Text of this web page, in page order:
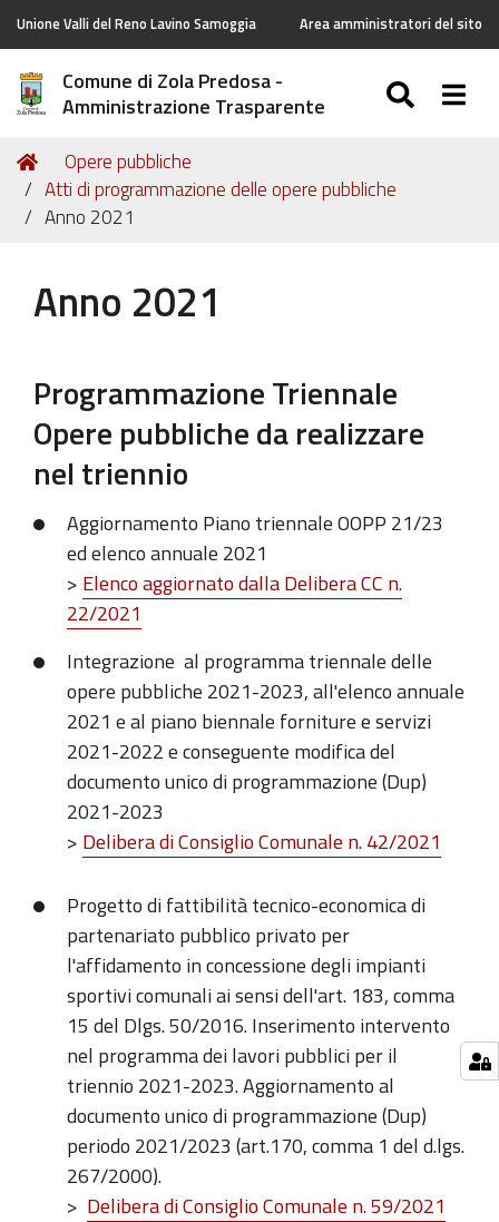
Unione Valli del Reno Lavino Samoggia Area amministratori del sito
Comune di Zola Predosa -
Amministrazione Trasparente
Tu
sei
qui:
Home
Opere pubbliche
Atti di programmazione delle opere pubbliche
Anno 2021
Anno 2021
Programmazione Triennale
Opere pubbliche da realizzare
nel triennio
Aggiornamento Piano triennale OOPP 21/23
ed elenco annuale 2021
> Elenco aggiornato dalla Delibera CC n.
22/2021
Integrazione al programma triennale delle
opere pubbliche 2021-2023, all'elenco annuale
2021 e al piano biennale forniture e servizi
2021-2022 e conseguente modifica del
documento unico di programmazione (Dup)
2021-2023
> Delibera di Consiglio Comunale n. 42/2021
Progetto di fattibilità tecnico-economica di
partenariato pubblico privato per
l'affidamento in concessione degli impianti
sportivi comunali ai sensi dell'art. 183, comma
15 del Dlgs. 50/2016. Inserimento intervento
nel programma dei lavori pubblici per il
triennio 2021-2023. Aggiornamento al
documento unico di programmazione (Dup)
periodo 2021/2023 (art.170, comma 1 del d.lgs.
267/2000).
> Delibera di Consiglio Comunale n. 59/2021